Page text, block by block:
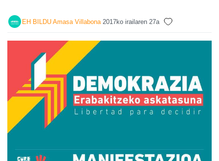
EH BILDU Amasa Villabona 2017ko irailaren 27a